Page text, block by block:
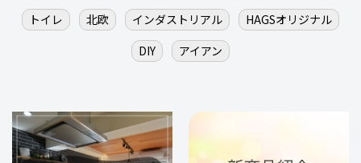
トイレ
北欧 インダストリアル
HAGSオリジナル
DIY
アイアン